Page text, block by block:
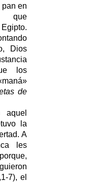
pan en
que
Dios
los
de
la
A
les
7), el